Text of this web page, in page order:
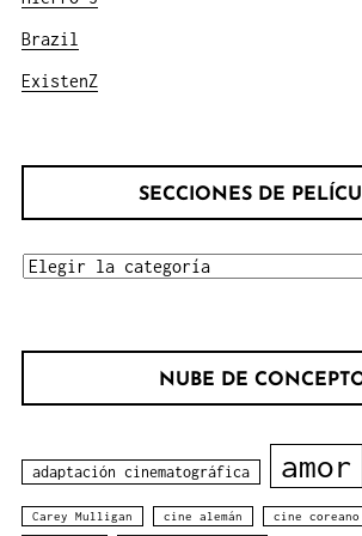
Brazil
ExistenZ
SECCIONES DE
SECCIONES
NUBE DE
adaptación cinematográfica amor
Carey Mulligan cine alemán cine coreano